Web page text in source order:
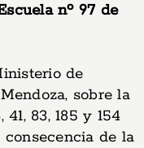
nº 97 de
de
sobre la
83, 185 y 154
de la